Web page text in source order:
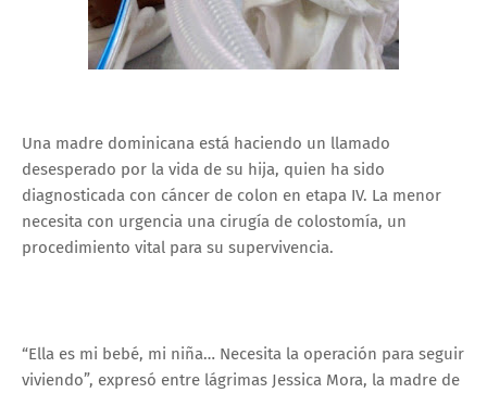
Una madre dominicana está haciendo un llamado
desesperado por la vida de su hija, quien ha sido
diagnosticada con cáncer de colon en etapa IV. La menor
necesita con urgencia una cirugía de colostomía, un
procedimiento vital para su supervivencia.
“Ella es mi bebé, mi niña… Necesita la operación para seguir
viviendo”, expresó entre lágrimas Jessica Mora, la madre de